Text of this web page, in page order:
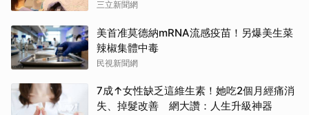
三立新聞網
美首准莫德納mRNA流感疫苗！另爆美生菜
辣椒集體中毒
民視新聞網
7成↑女性缺乏這維生素！她吃2個月經痛消
失、掉髮改善 網大讚：人生升級神器